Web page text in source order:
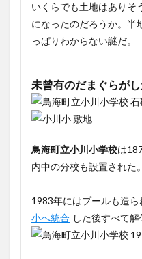
いくらでも土地はありそ
になったのだろうか。半
っぱりわからない謎だ。
未曾有のだまぐらが
鳥海町立小川小学校は
内中の分校も設置された。
1983年にはプールも造
小へ統合 した後すべて解